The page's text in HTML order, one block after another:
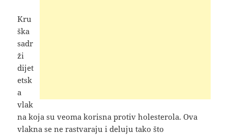
Kru
ška
sadr
ži
dijet
etsk
a
vlak
na koja su veoma korisna protiv holesterola. Ova
vlakna se ne rastvaraju i deluju tako što